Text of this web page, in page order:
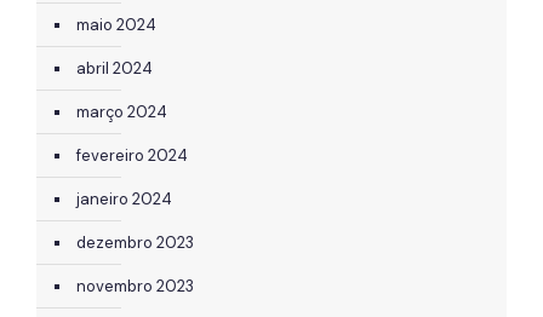
maio 2024
abril 2024
março 2024
fevereiro 2024
janeiro 2024
dezembro 2023
novembro 2023